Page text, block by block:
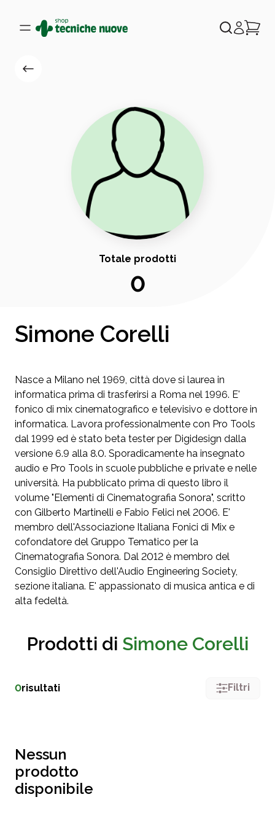
Totale prodotti
0
Simone Corelli
Nasce a Milano nel 1969, città dove si laurea in
informatica prima di trasferirsi a Roma nel 1996. E'
fonico di mix cinematografico e televisivo e dottore in
informatica. Lavora professionalmente con Pro Tools
dal 1999 ed è stato beta tester per Digidesign dalla
versione 6.9 alla 8.0. Sporadicamente ha insegnato
audio e Pro Tools in scuole pubbliche e private e nelle
università. Ha pubblicato prima di questo libro il
volume "Elementi di Cinematografia Sonora", scritto
con Gilberto Martinelli e Fabio Felici nel 2006. E'
membro dell'Associazione Italiana Fonici di Mix e
cofondatore del Gruppo Tematico per la
Cinematografia Sonora. Dal 2012 è membro del
Consiglio Direttivo dell'Audio Engineering Society,
sezione italiana. E' appassionato di musica antica e di
alta fedeltà.
Prodotti di Simone Corelli
0risultati Filtri
Nessun
prodotto
disponibile